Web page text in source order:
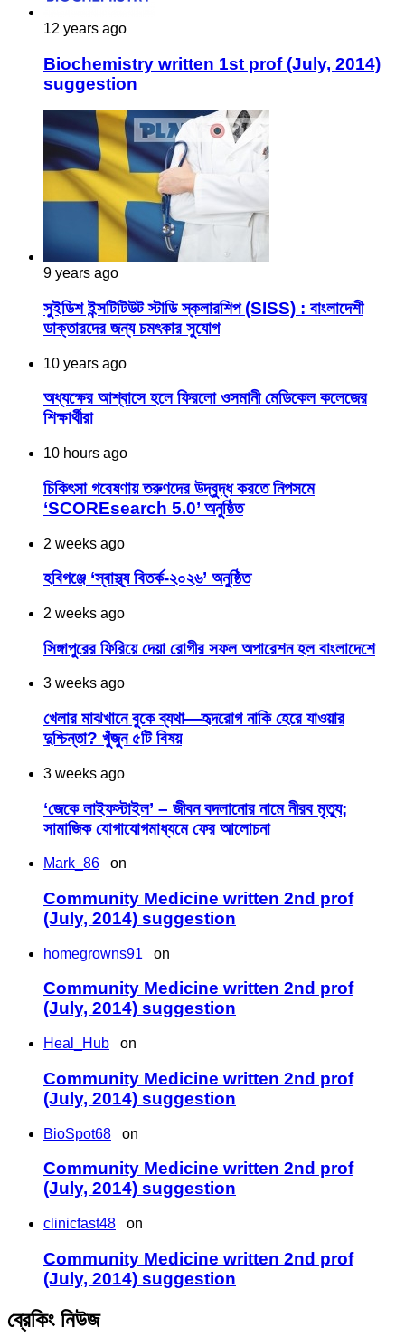
12 years ago
Biochemistry written 1st prof (July, 2014)
suggestion
9 years ago
সুইডিশ ইন্সটিটিউট স্টাডি স্কলারশিপ (SISS) : বাংলাদেশী
ডাক্তারদের জন্য চমৎকার সুযোগ
10 years ago
অধ্যক্ষের আশ্বাসে হলে ফিরলো ওসমানী মেডিকেল কলেজের
শিক্ষার্থীরা
10 hours ago
চিকিৎসা গবেষণায় তরুণদের উদ্বুদ্ধ করতে নিপসমে
‘SCOREsearch 5.0’ অনুষ্ঠিত
2 weeks ago
হবিগঞ্জে ‘স্বাস্থ্য বিতর্ক-২০২৬’ অনুষ্ঠিত
2 weeks ago
সিঙ্গাপুরের ফিরিয়ে দেয়া রোগীর সফল অপারেশন হল বাংলাদেশে
3 weeks ago
খেলার মাঝখানে বুকে ব্যথা—হৃদরোগ নাকি হেরে যাওয়ার
দুশ্চিন্তা? খুঁজুন ৫টি বিষয়
3 weeks ago
‘জেকে লাইফস্টাইল’ – জীবন বদলানোর নামে নীরব মৃত্যু;
সামাজিক যোগাযোগমাধ্যমে ফের আলোচনা
Mark_86 on
Community Medicine written 2nd prof
(July, 2014) suggestion
homegrowns91 on
Community Medicine written 2nd prof
(July, 2014) suggestion
Heal_Hub on
Community Medicine written 2nd prof
(July, 2014) suggestion
BioSpot68 on
Community Medicine written 2nd prof
(July, 2014) suggestion
clinicfast48 on
Community Medicine written 2nd prof
(July, 2014) suggestion
ব্রেকিং নিউজ